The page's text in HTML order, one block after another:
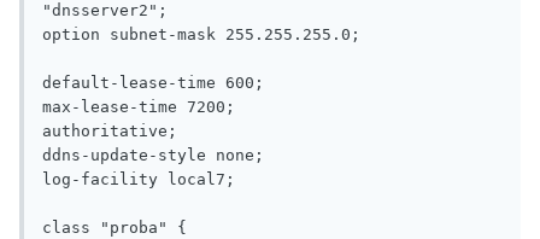
"dnsserver2";
option subnet-mask 255.255.255.0;
default-lease-time 600;
max-lease-time 7200;
authoritative;
ddns-update-style none;
log-facility local7;
class "proba" {